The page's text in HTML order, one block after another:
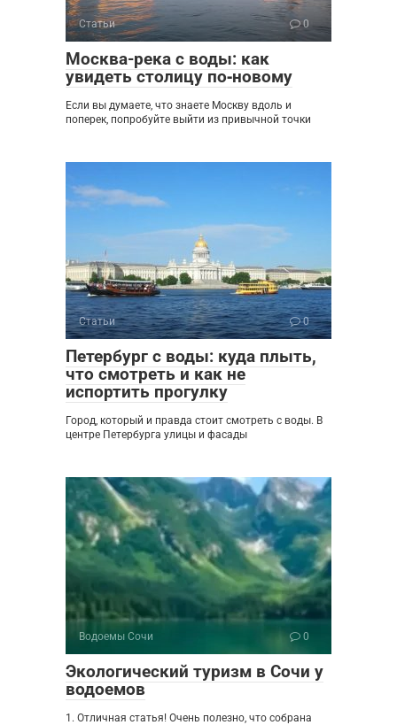
Статьи 0
Москва-река с воды: как
увидеть столицу по‑новому
Если вы думаете, что знаете Москву вдоль и
поперек, попробуйте выйти из привычной точки
Статьи 0
Петербург с воды: куда плыть,
что смотреть и как не
испортить прогулку
Город, который и правда стоит смотреть с воды. В
центре Петербурга улицы и фасады
Водоемы Сочи 0
Экологический туризм в Сочи у
водоемов
1. Отличная статья! Очень полезно, что собрана